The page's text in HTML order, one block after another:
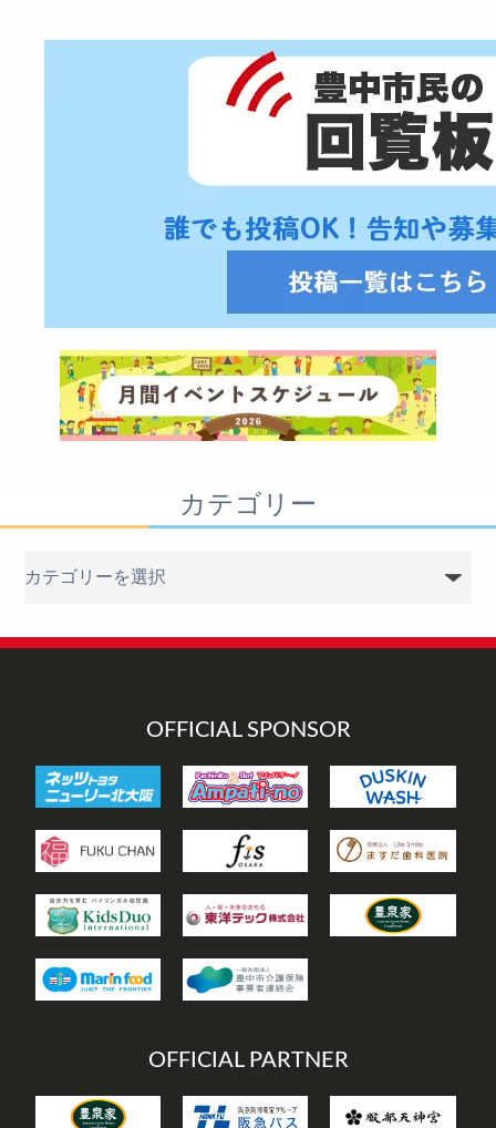
カテゴリー
リ
OFFICIAL SPONSOR
OFFICIAL PARTNER